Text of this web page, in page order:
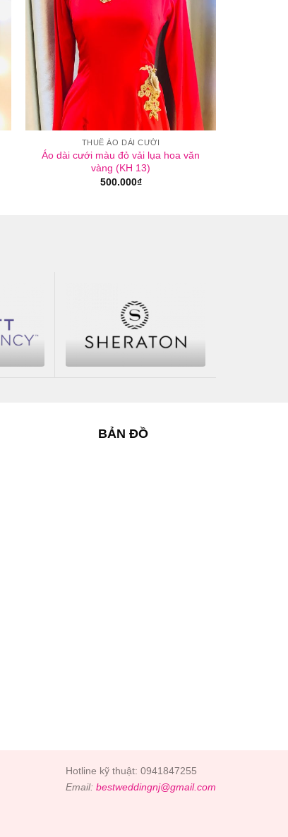
THUÊ ÁO DÀI CƯỚI
Áo dài cưới màu đỏ vải lụa hoa văn
vàng (KH 13)
500.000₫
BẢN ĐỒ
Hotline kỹ thuật: 0941847255
Email: bestweddingnj@gmail.com